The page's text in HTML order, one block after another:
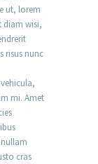
ut, lorem
diam wisi,
risus nunc
mi. Amet
cras